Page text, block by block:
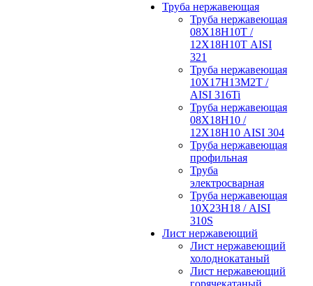
Труба нержавеющая
Труба нержавеющая
08Х18Н10Т /
12Х18Н10Т AISI
321
Труба нержавеющая
10Х17Н13М2Т /
AISI 316Ti
Труба нержавеющая
08Х18Н10 /
12Х18Н10 AISI 304
Труба нержавеющая
профильная
Труба
электросварная
Труба нержавеющая
10Х23Н18 / AISI
310S
Лист нержавеющий
Лист нержавеющий
холоднокатаный
Лист нержавеющий
горячекатаный